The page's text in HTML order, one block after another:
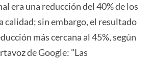
era una reducción del 40% de los
calidad; sin embargo, el resultado
más cercana al 45%, según
de Google: "Las